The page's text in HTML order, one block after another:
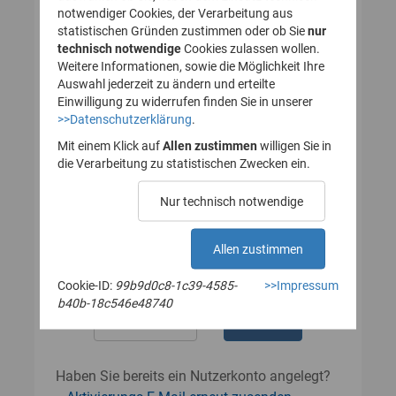
Passwort
Das Passwort muss mindestens 8
Zeichen enthalten.
Leerzeichen werden nicht akzeptiert.
Haben Sie bereits ein Nutzerkonto angelegt?
notwendiger Cookies, der Verarbeitung aus
statistischen Gründen zustimmen oder ob Sienur
technisch notwendigeCookies zulassen wollen.
Weitere Informationen, sowie die Möglichkeit Ihre
Auswahl jederzeit zu ändern und erteilte
Einwilligung zu widerrufen finden Sie in unserer
>>Datenschutzerklärung
Mit einem Klick auf Allen zustimmen willigen Sie in
die Verarbeitung zu statistischen Zwecken ein.
Nur technisch notwendige
Allen zustimmen
Cookie-ID: 99b9d0c8-1c39-4585-
b40b-18c546e48740
>>Impressum